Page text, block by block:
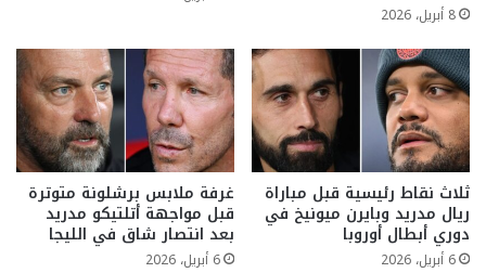
8 أبريل، 2026
ثلاث نقاط رئيسية قبل مباراة
ريال مدريد وبايرن ميونيخ في
دوري أبطال أوروبا
6 أبريل، 2026
غرفة ملابس برشلونة متوترة
قبل مواجهة أتلتيكو مدريد
بعد انتصار شاق في الليجا
6 أبريل، 2026